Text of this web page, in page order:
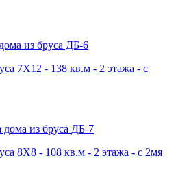
7X12 - 138 кв.м - 2 этажа - с
8X8 - 108 кв.м - 2 этажа - с 2мя